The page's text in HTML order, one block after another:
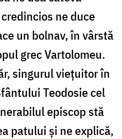
ne duce
un bolnav, în vârstă
grec Vartolomeu.
singurul viețuitor în
Teodosie cel
episcop stă
patului și ne explică,